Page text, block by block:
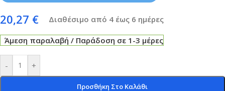
20,27 € Διαθέσιμο από 4 έως 6 ημέρες
Άμεση παραλαβή / Παράδοση σε 1-3 μέρες
- +
Προσθήκη Στο Καλάθι